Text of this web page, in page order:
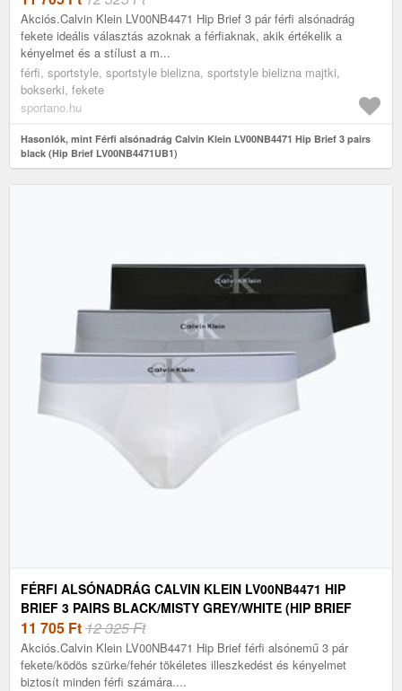
Akciós.Calvin Klein LV00NB4471 Hip Brief 3 pár férfi alsónadrág
fekete ideális választás azoknak a férfiaknak, akik értékelik a
kényelmet és a stílust a m...
férfi, sportstyle, sportstyle bielizna, sportstyle bielizna majtki,
bokserki, fekete
sportano.hu
Hasonlók, mint Férfi alsónadrág Calvin Klein LV00NB4471 Hip Brief 3 pairs
black (Hip Brief LV00NB4471UB1)
FÉRFI ALSÓNADRÁG CALVIN KLEIN LV00NB4471 HIP
BRIEF 3 PAIRS BLACK/MISTY GREY/WHITE (HIP BRIEF
LV00NB44714RV)
11 705 Ft12 325 Ft
Akciós.Calvin Klein LV00NB4471 Hip Brief férfi alsónemű 3 pár
fekete/ködös szürke/fehér tökéletes illeszkedést és kényelmet
biztosít minden férfi számára....